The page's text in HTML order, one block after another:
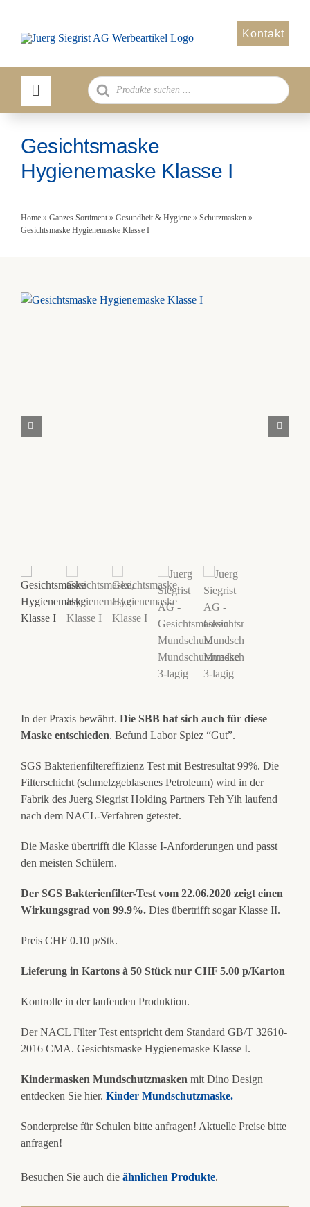
springen
Kontakt
Products
search
Gesichtsmaske
Hygienemaske Klasse I
Home» Ganzes Sortiment» Gesundheit & Hygiene» Schutzmasken»
Gesichtsmaske Hygienemaske Klasse I
In der Praxis bewährt. Die SBB hat sich auch für diese
Maske entschieden. Befund Labor Spiez “Gut”.
SGS Bakterienfiltereffizienz Test mit Bestresultat 99%. Die
Filterschicht (schmelzgeblasenes Petroleum) wird in der
Fabrik des Juerg Siegrist Holding Partners Teh Yih laufend
nach dem NACL-Verfahren getestet.
Die Maske übertrifft die Klasse I-Anforderungen und passt
den meisten Schülern.
Der SGS Bakterienfilter-Test vom 22.06.2020 zeigt einen
Wirkungsgrad von 99.9%. Dies übertrifft sogar Klasse II.
Preis CHF 0.10 p/Stk.
Lieferung in Kartons à 50 Stück nur CHF 5.00 p/Karton
Kontrolle in der laufenden Produktion.
Der NACL Filter Test entspricht dem Standard GB/T 32610-
2016 CMA. Gesichtsmaske Hygienemaske Klasse I.
Kindermasken Mundschutzmasken mit Dino Design
entdecken Sie hier. Kinder Mundschutzmaske.
Sonderpreise für Schulen bitte anfragen! Aktuelle Preise bitte
anfragen!
Besuchen Sie auch die ähnlichen Produkte.